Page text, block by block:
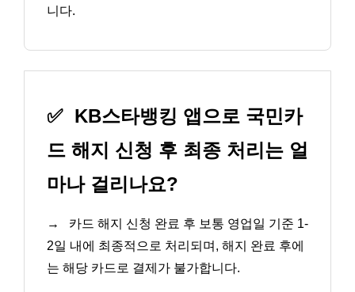
니다.
✅ KB스타뱅킹 앱으로 국민카
드 해지 신청 후 최종 처리는 얼
마나 걸리나요?
→
카드 해지 신청 완료 후 보통 영업일 기준 1-
2일 내에 최종적으로 처리되며, 해지 완료 후에
는 해당 카드로 결제가 불가합니다.